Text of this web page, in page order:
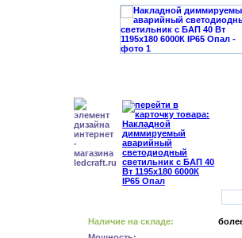
Наличие на складе: